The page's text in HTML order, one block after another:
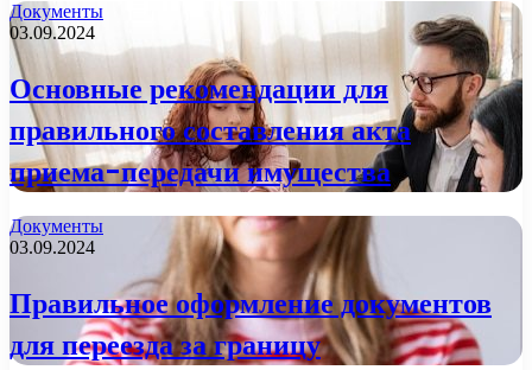
Документы
03.09.2024
Основные рекомендации для
правильного составления акта
приема-передачи имущества
Документы
03.09.2024
Правильное оформление документов
для переезда за границу